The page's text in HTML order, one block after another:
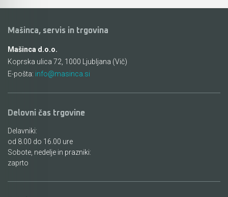
Mašinca, servis in trgovina
Mašinca d.o.o.
Koprska ulica 72, 1000 Ljubljana (Vič)
E-pošta: info@masinca.si
Delovni čas trgovine
Delavniki:
od 8.00 do 16.00 ure
Sobote, nedelje in prazniki:
zaprto